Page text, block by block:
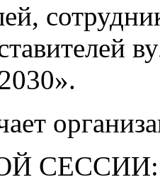
СЕССИИ: